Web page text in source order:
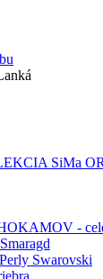
SiMa
-
Swarovski